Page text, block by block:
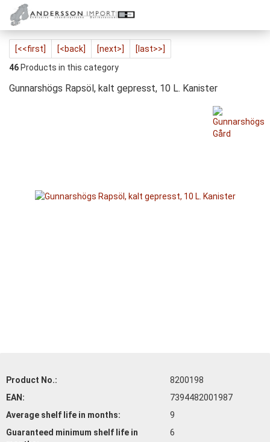
[<<first] [<back] [next>]
[last>>]
46 Products in this category
Gunnarshögs Rapsöl, kalt gepresst, 10 L. Kanister
Product No.:
8200198
EAN:
7394482001987
Average shelf life in months:
9
Guaranteed minimum shelf life in
6